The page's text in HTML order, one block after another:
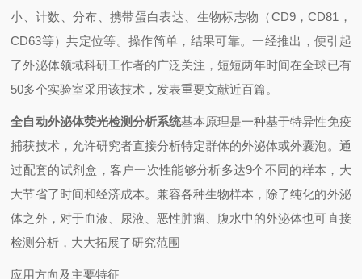
小、计数、分布、携带蛋白表达、生物标志物（CD9，CD81，
CD63等）共定位等。操作简单，结果可靠。一经推出，便引起
了外泌体领域科研工作者的广泛关注，短短两年时间在全球已有
50多个实验室采用该技术，发表重要文献近百篇。
全自动外泌体荧光检测分析系统基本原理是一种基于特异性免疫
捕获技术，允许研究者直接分析特定群体的外泌体或外囊泡。通
过配套的试剂盒，客户一次性能够分析多达9个不同的样本，大
大节省了时间和经济成本。兼容各种生物样本，除了纯化的外泌
体之外，对于血液、尿液、恶性肿瘤、腹水中的外泌体也可直接
检测分析，大大拓展了研究范围
应用方向及主要特征